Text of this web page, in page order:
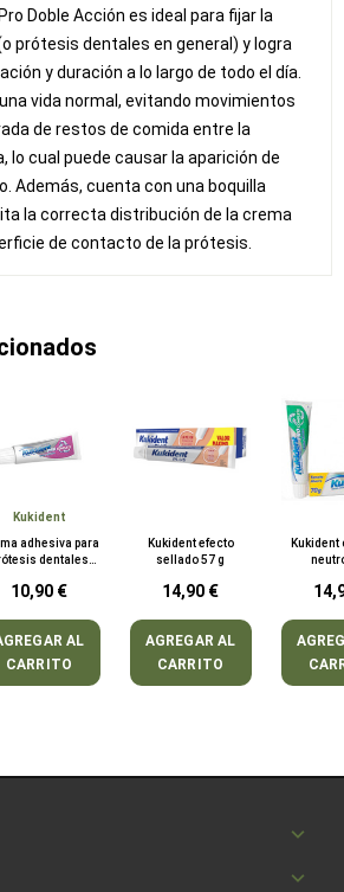
Doble Acción es ideal para fijar la
prótesis dentales en general) y logra
y duración a lo largo de todo el día.
vida normal, evitando movimientos
de restos de comida entre la
lo cual puede causar la aparición de
Además, cuenta con una boquilla
la correcta distribución de la crema
de contacto de la prótesis.
Kukident
adhesiva para
dentales
complete kukident
10,90 €
AL
CARRITO
Kukident efecto
sellado 57 g
14,90 €
AGREGAR AL
CARRITO
Kukident